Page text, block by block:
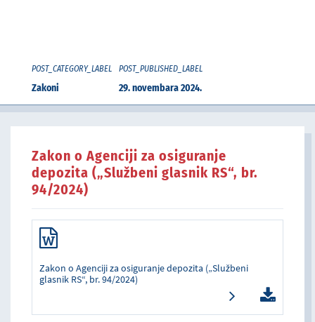
POST_CATEGORY_LABEL
Zakoni
POST_PUBLISHED_LABEL
29. novembara 2024.
Zakon o Agenciji za osiguranje
depozita („Službeni glasnik RS“, br.
94/2024)
Zakon o Agenciji za osiguranje depozita („Službeni
glasnik RS“, br. 94/2024)